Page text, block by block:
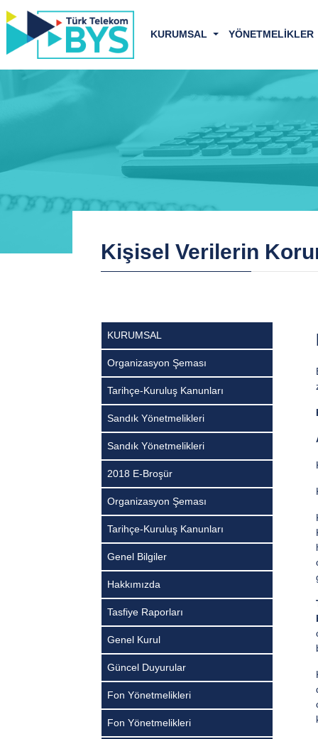
KURUMSAL YÖNETMELİKLER
Kişisel Verilerin
KURUMSAL
Organizasyon Şeması
Tarihçe-Kuruluş Kanunları
Sandık Yönetmelikleri
Sandık Yönetmelikleri
2018 E-Broşür
Organizasyon Şeması
Tarihçe-Kuruluş Kanunları
Genel Bilgiler
Hakkımızda
Tasfiye Raporları
Genel Kurul
Güncel Duyurular
Fon Yönetmelikleri
Fon Yönetmelikleri